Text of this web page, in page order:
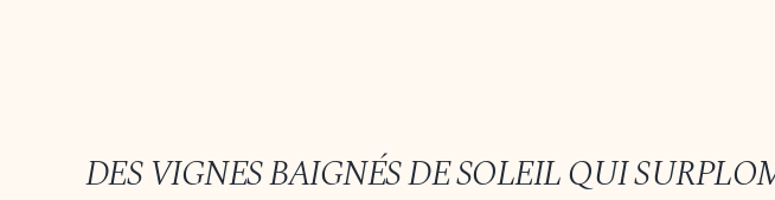
DES VIGNES BAIGNÉS DE SOLEIL QUI